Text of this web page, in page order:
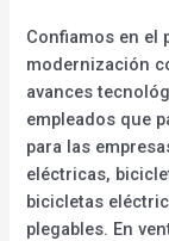
Confiamos en el
modernización
avances
empleados que
para las
eléctricas,
bicicletas
plegables. En